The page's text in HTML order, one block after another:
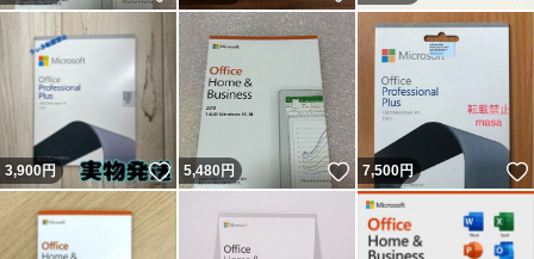
3,900円 いいね！
5,480円 いいね！
7,500円